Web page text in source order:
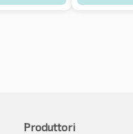
Produttori